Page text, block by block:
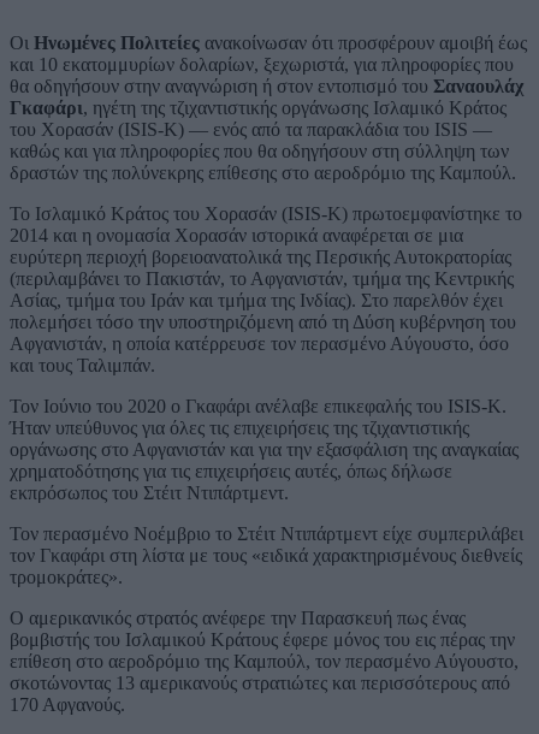
Οι Ηνωμένες Πολιτείες ανακοίνωσαν ότι προσφέρουν αμοιβή έως
και 10 εκατομμυρίων δολαρίων, ξεχωριστά, για πληροφορίες που
θα οδηγήσουν στην αναγνώριση ή στον εντοπισμό του Σαναουλάχ
Γκαφάρι, ηγέτη της τζιχαντιστικής οργάνωσης Ισλαμικό Κράτος
του Χορασάν (ISIS-K) — ενός από τα παρακλάδια του ISIS —
καθώς και για πληροφορίες που θα οδηγήσουν στη σύλληψη των
δραστών της πολύνεκρης επίθεσης στο αεροδρόμιο της Καμπούλ.
Το Ισλαμικό Κράτος του Χορασάν (ISIS-K) πρωτοεμφανίστηκε το
2014 και η ονομασία Χορασάν ιστορικά αναφέρεται σε μια
ευρύτερη περιοχή βορειοανατολικά της Περσικής Αυτοκρατορίας
(περιλαμβάνει το Πακιστάν, το Αφγανιστάν, τμήμα της Κεντρικής
Ασίας, τμήμα του Ιράν και τμήμα της Ινδίας). Στο παρελθόν έχει
πολεμήσει τόσο την υποστηριζόμενη από τη Δύση κυβέρνηση του
Αφγανιστάν, η οποία κατέρρευσε τον περασμένο Αύγουστο, όσο
και τους Ταλιμπάν.
Τον Ιούνιο του 2020 ο Γκαφάρι ανέλαβε επικεφαλής του ISIS-K.
Ήταν υπεύθυνος για όλες τις επιχειρήσεις της τζιχαντιστικής
οργάνωσης στο Αφγανιστάν και για την εξασφάλιση της αναγκαίας
χρηματοδότησης για τις επιχειρήσεις αυτές, όπως δήλωσε
εκπρόσωπος του Στέιτ Ντιπάρτμεντ.
Τον περασμένο Νοέμβριο το Στέιτ Ντιπάρτμεντ είχε συμπεριλάβει
τον Γκαφάρι στη λίστα με τους «ειδικά χαρακτηρισμένους διεθνείς
τρομοκράτες».
Ο αμερικανικός στρατός ανέφερε την Παρασκευή πως ένας
βομβιστής του Ισλαμικού Κράτους έφερε μόνος του εις πέρας την
επίθεση στο αεροδρόμιο της Καμπούλ, τον περασμένο Αύγουστο,
σκοτώνοντας 13 αμερικανούς στρατιώτες και περισσότερους από
170 Αφγανούς.